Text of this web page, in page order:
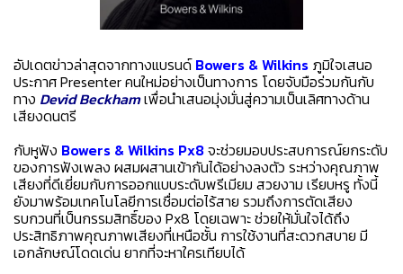
อัปเดตข่าวล่าสุดจากทางแบรนด์ Bowers & Wilkins ภูมิใจเสนอ
ประกาศ Presenter คนใหม่อย่างเป็นทางการ โดยจับมือร่วมกันกับ
ทาง Devid Beckhamเพื่อนำเสนอมุ่งมั่นสู่ความเป็นเลิศทางด้าน
เสียงดนตรี
กับหูฟัง Bowers & Wilkins Px8จะช่วยมอบประสบการณ์ยกระดับ
ของการฟังเพลง ผสมผสานเข้ากันได้อย่างลงตัว ระหว่างคุณภาพ
เสียงที่ดีเยี่ยมกับการออกแบบระดับพรีเมียม สวยงาม เรียบหรู ทั้งนี้
ยังมาพร้อมเทคโนโลยีการเชื่อมต่อไร้สาย รวมถึงการตัดเสียง
รบกวนที่เป็นกรรมสิทธิ์ของ Px8 โดยเฉพาะ ช่วยให้มั่นใจได้ถึง
ประสิทธิภาพคุณภาพเสียงที่เหนือชั้น การใช้งานที่สะดวกสบาย มี
เอกลักษณ์โดดเด่น ยากที่จะหาใครเทียบได้